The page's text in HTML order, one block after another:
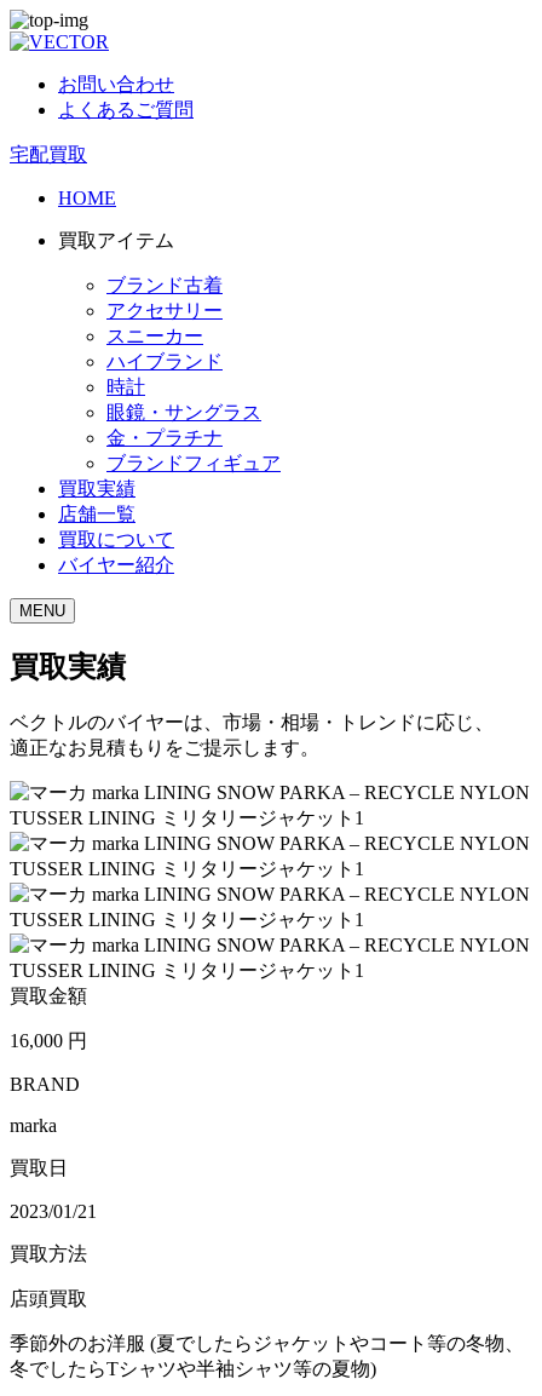
お問い合わせ
よくあるご質問
宅配買取
HOME
買取アイテム
ブランド古着
アクセサリー
スニーカー
ハイブランド
時計
眼鏡・サングラス
金・プラチナ
ブランドフィギュア
買取実績
店舗一覧
買取について
バイヤー紹介
MENU
買取実績
ベクトルのバイヤーは、市場・相場・トレンドに応じ、
適正なお見積もりをご提示します。
買取金額
16,000 円
BRAND
marka
買取日
2023/01/21
買取方法
店頭買取
季節外のお洋服 (夏でしたらジャケットやコート等の冬物、
冬でしたらTシャツや半袖シャツ等の夏物)